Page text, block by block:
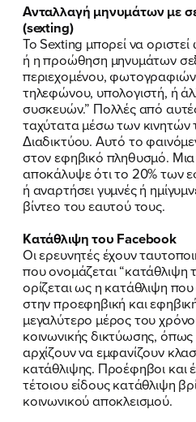
Ανταλλαγή μηνυμάτων με
(sexting)
Το Sexting μπορεί να
ή η προώθηση μηνυμάτων
περιεχομένου,
τηλεφώνου, υπολογιστή, ή
συσκευών.” Πολλές από αυτές
ταχύτατα μέσω των
Διαδικτύου. Αυτό το
στον εφηβικό πληθυσμό.
αποκάλυψε ότι το 20% των
ή αναρτήσει γυμνές ή
βίντεο του εαυτού τους.
Κατάθλιψη του Facebook
Οι ερευνητές έχουν
που ονομάζεται “κατάθλιψη
ορίζεται ως η κατάθλιψη
στην προεφηβική και
μεγαλύτερο μέρος του
κοινωνικής δικτύωσης,
αρχίζουν να εμφανίζουν
κατάθλιψης. Προέφηβοι
τέτοιου είδους κατάθλιψη
κοινωνικού αποκλεισμού.